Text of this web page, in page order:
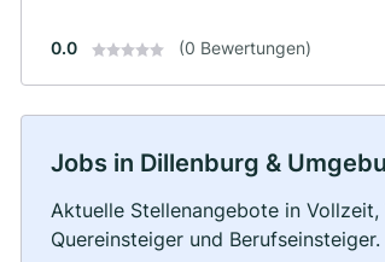
0.0 (0 Bewertungen)
Jobs in Dillenburg &
Aktuelle Stellenangebote in
Quereinsteiger und